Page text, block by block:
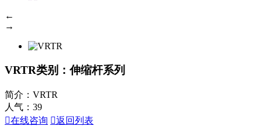
←
→
VRTR类别：伸缩杆系列
简介：VRTR
人气： 39
在线咨询 返回列表